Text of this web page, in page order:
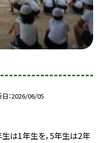
日 2026/06/05
生は1年生を，5年生は2年